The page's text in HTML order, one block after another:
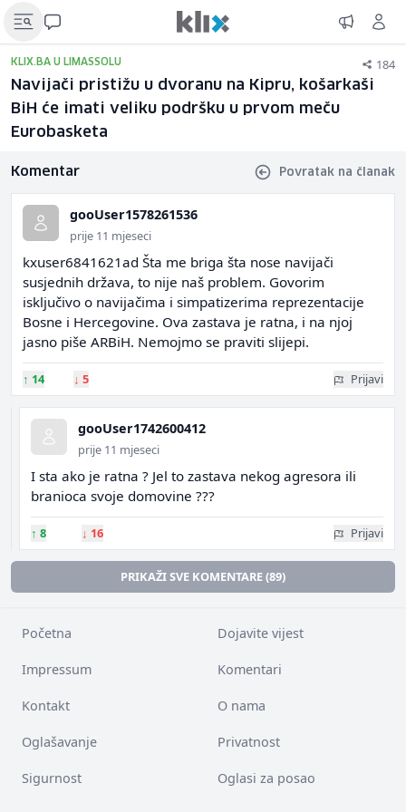
KLIX.BA U LIMASSOLU 184
Navijači pristižu u dvoranu na Kipru, košarkaši
BiH će imati veliku podršku u prvom meču
Eurobasketa
Komentar Povratak na članak
gooUser1578261536
prije 11 mjeseci
kxuser6841621ad Šta me briga šta nose navijači
susjednih država, to nije naš problem. Govorim
isključivo o navijačima i simpatizerima reprezentacije
Bosne i Hercegovine. Ova zastava je ratna, i na njoj
jasno piše ARBiH. Nemojmo se praviti slijepi.
↑ 14 ↓ 5 Prijavi
gooUser1742600412
prije 11 mjeseci
I sta ako je ratna ? Jel to zastava nekog agresora ili
branioca svoje domovine ???
↑ 8 ↓ 16 Prijavi
PRIKAŽI SVE KOMENTARE (89)
Početna Dojavite vijest
Impressum Komentari
Kontakt O nama
Oglašavanje Privatnost
Sigurnost Oglasi za posao